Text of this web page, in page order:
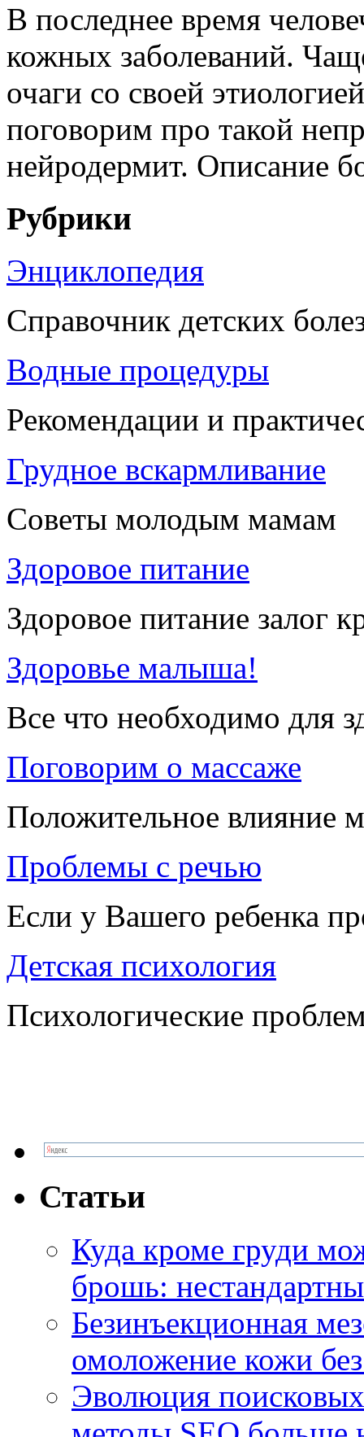
В последнее время
кожных заболеваний.
очаги со своей
поговорим про такой
нейродермит. Описание
Рубрики
Энциклопедия
Справочник детских
Водные процедуры
Рекомендации и
Грудное вскармливание
Советы молодым мамам
Здоровое питание
Здоровое питание залог
Здоровье малыша!
Все что необходимо для
Поговорим о массаже
Положительное влияние
Проблемы с речью
Если у Вашего ребенка
Детская психология
Психологические
Статьи
Куда кроме груди
брошь:
Безинъекционная
омоложение кожи
Эволюция